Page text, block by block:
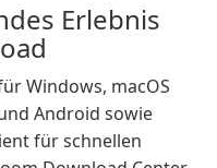
Erlebnis
Windows, macOS
Android sowie
für schnellen